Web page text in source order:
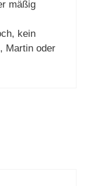
mäßig
kein
Martin oder